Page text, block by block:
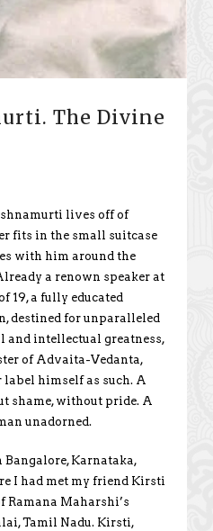
The Divine
lives off of
fits in the small suitcase
with him around the
a renown speaker at
19, a fully educated
destined for unparalleled
and intellectual greatness,
of Advaita-Vedanta,
himself as such. A
shame, without pride. A
unadorned.
Bangalore, Karnataka,
I had met my friend Kirsti
Ramana Maharshi’s
Tamil Nadu. Kirsti,